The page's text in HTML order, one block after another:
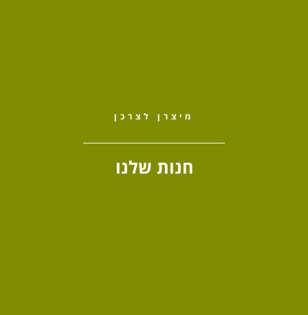
מיצרן לצרכן
חנות שלנו